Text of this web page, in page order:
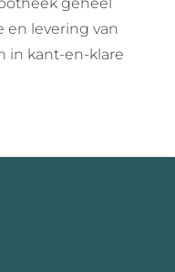
en levering van
in kant-en-klare